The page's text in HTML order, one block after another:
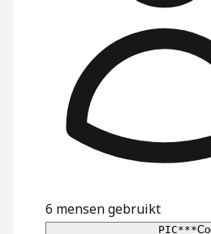
6 mensen gebruikt
PIC***